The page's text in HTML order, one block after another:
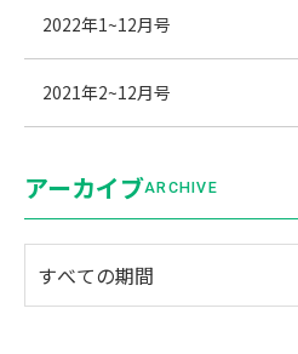
2022年1~12月号
2021年2~12月号
アーカイブARCHIVE